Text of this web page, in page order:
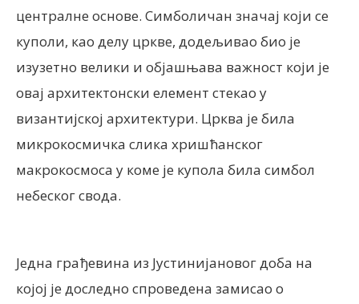
централне основе. Симболичан значај који се
куполи, као делу цркве, додељивао био је
изузетно велики и објашњава важност који је
овај архитектонски елемент стекао у
византијској архитектури. Црква је била
микрокосмичка слика хришћанског
макрокосмоса у коме је купола била симбол
небеског свода.
Једна грађевина из Јустинијановог доба на
којој је доследно спроведена замисао о